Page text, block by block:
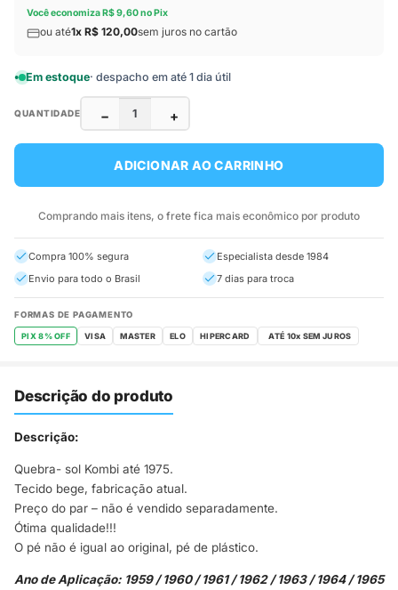
Você economiza R$ 9,60 no Pix
ou até1x R$ 120,00sem juros no cartão
Em estoque· despacho em até 1 dia útil
QUANTIDADE − +
ADICIONAR AO CARRINHO
Comprando mais itens, o frete fica mais econômico por produto
Compra 100% segura
Especialista desde 1984
Envio para todo o Brasil
7 dias para troca
FORMAS DE PAGAMENTO
PIX 8% OFF VISA MASTER ELO HIPERCARD
Descrição do produto
Descrição:
Quebra- sol Kombi até 1975.
Tecido bege, fabricação atual.
Preço do par – não é vendido separadamente.
Ótima qualidade!!!
O pé não é igual ao original, pé de plástico.
Ano de Aplicação: 1959 / 1960 / 1961 / 1962 / 1963 / 1964 / 1965